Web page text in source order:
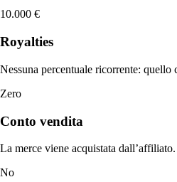
10.000 €
Royalties
Nessuna percentuale ricorrente: quello
Zero
Conto vendita
La merce viene acquistata dall’affiliato.
No